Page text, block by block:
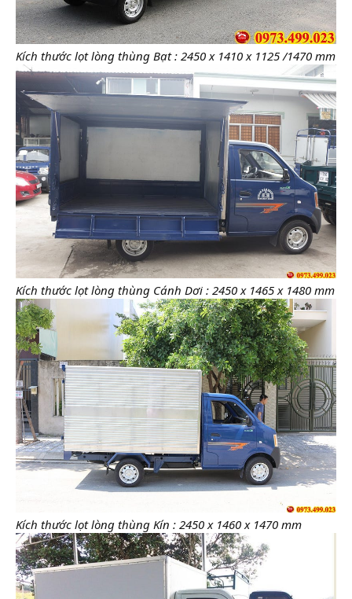
Kích thước lọt lòng thùng Bạt : 2450 x 1410 x 1125 /1470 mm
Kích thước lọt lòng thùng Cánh Dơi : 2450 x 1465 x 1480 mm
Kích thước lọt lòng thùng Kín : 2450 x 1460 x 1470 mm